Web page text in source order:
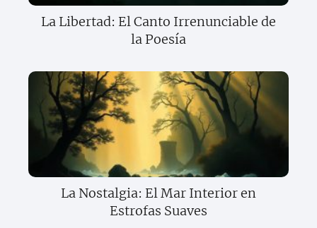
La Libertad: El Canto Irrenunciable de
la Poesía
La Nostalgia: El Mar Interior en
Estrofas Suaves